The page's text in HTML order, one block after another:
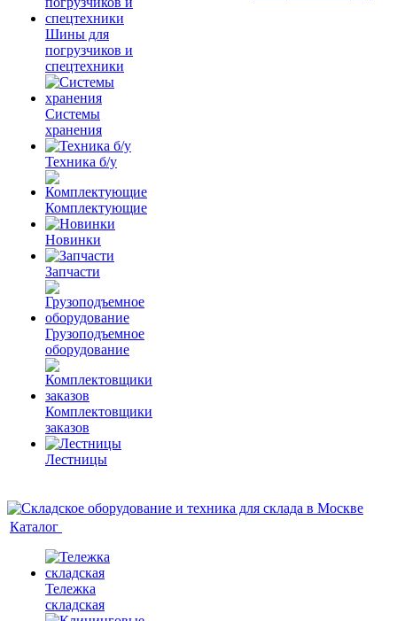
Шины для
погрузчиков и
спецтехники
Системы
хранения
Техника б/у
Комплектующие
Новинки
Запчасти
Грузоподъемное
оборудование
Комплектовщики
заказов
Лестницы
Каталог
Тележка
складская